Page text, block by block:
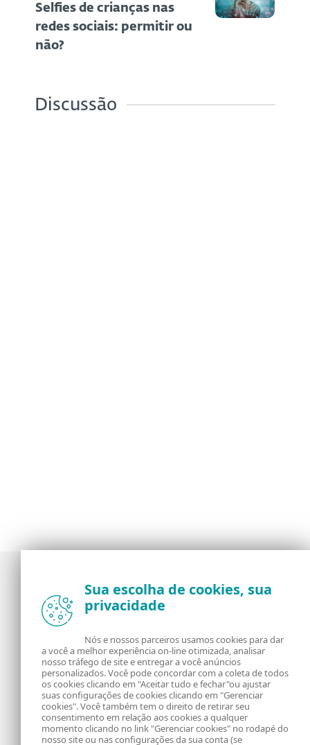
Selfies de crianças nas
redes sociais: permitir ou
não?
Discussão
Notícias, opiniões e análises da comunidade de
segurança da ESET
Sobre o WeLiveSecurity RSS Feed
Fale Conosco Endereço
Informação Legal Política de Cookies
Sua escolha de cookies, sua
privacidade
Nós e nossos parceiros usamos cookies para dar
a você a melhor experiência on-line otimizada, analisar
nosso tráfego de site e entregar a você anúncios
personalizados. Você pode concordar com a coleta de todos
os cookies clicando em "Aceitar tudo e fechar"ou ajustar
suas configurações de cookies clicando em "Gerenciar
cookies". Você também tem o direito de retirar seu
consentimento em relação aos cookies a qualquer
momento clicando no link "Gerenciar cookies" no rodapé do
nosso site ou nas configurações da sua conta (se